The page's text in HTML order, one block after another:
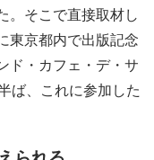
。そこで直接取材し
東京都内で出版記念
ド・カフェ・デ・サ
ば、これに参加した